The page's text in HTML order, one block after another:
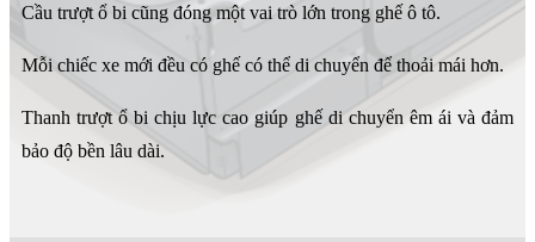
Cầu trượt ổ bi cũng đóng một vai trò lớn trong ghế ô tô.
Mỗi chiếc xe mới đều có ghế có thể di chuyển để thoải mái hơn.
Thanh trượt ổ bi chịu lực cao giúp ghế di chuyển êm ái và đảm
bảo độ bền lâu dài.